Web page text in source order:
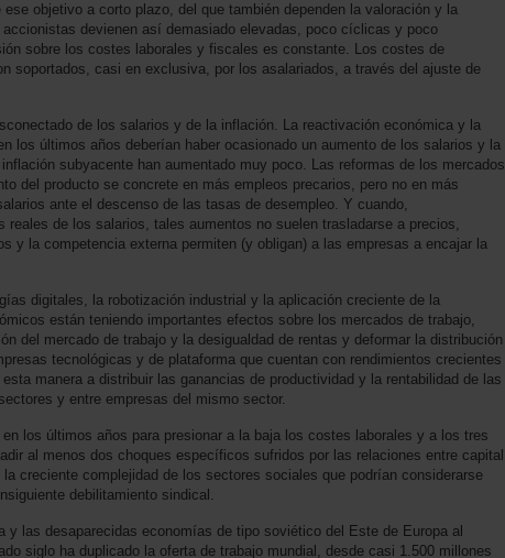
objetivo a corto plazo, del que también dependen la valoración y la
devienen así demasiado elevadas, poco cíclicas y poco
sobre los costes laborales y fiscales es constante. Los costes de
soportados, casi en exclusiva, por los asalariados, a través del ajuste de
de los salarios y de la inflación. La reactivación económica y la
los últimos años deberían haber ocasionado un aumento de los salarios y la
subyacente han aumentado muy poco. Las reformas de los mercados
del producto se concrete en más empleos precarios, pero no en más
ante el descenso de las tasas de desempleo. Y cuando,
reales de los salarios, tales aumentos no suelen trasladarse a precios,
y la competencia externa permiten (y obligan) a las empresas a encajar la
digitales, la robotización industrial y la aplicación creciente de la
están teniendo importantes efectos sobre los mercados de trabajo,
del mercado de trabajo y la desigualdad de rentas y deformar la distribución
tecnológicas y de plataforma que cuentan con rendimientos crecientes
manera a distribuir las ganancias de productividad y la rentabilidad de las
y entre empresas del mismo sector.
los últimos años para presionar a la baja los costes laborales y a los tres
al menos dos choques específicos sufridos por las relaciones entre capital
creciente complejidad de los sectores sociales que podrían considerarse
debilitamiento sindical.
y las desaparecidas economías de tipo soviético del Este de Europa al
siglo ha duplicado la oferta de trabajo mundial, desde casi 1.500 millones